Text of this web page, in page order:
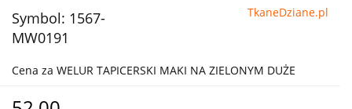
Symbol: 1567-
MW0191
TkaneDziane.pl
Cena za WELUR TAPICERSKI MAKI NA ZIELONYM DUŻE